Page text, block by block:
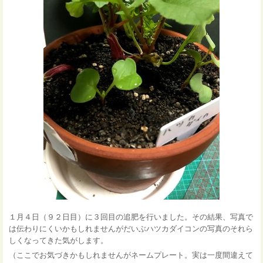
１月４日（９２日目）に３回目の追肥を行いました。その結果、写真で
は伝わりにくいかもしれませんがだいぶハツカダイコンの写真のそれら
しくなってきた気がします。
（ここでお気づきかもしれませんがネームプレート。実は一度間違えて